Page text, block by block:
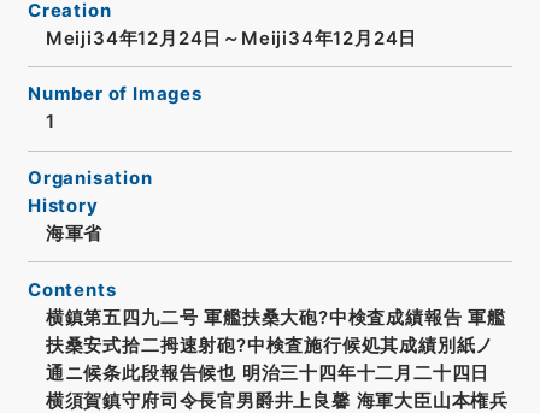
Creation
Meiji34年12月24日～Meiji34年12月24日
Number of Images
1
Organisation
History
海軍省
Contents
横鎮第五四九二号 軍艦扶桑大砲?中検査成績報告 軍艦
扶桑安式拾二拇速射砲?中検査施行候処其成績別紙ノ
通ニ候条此段報告候也 明治三十四年十二月二十四日
横須賀鎮守府司令長官男爵井上良馨 海軍大臣山本権兵